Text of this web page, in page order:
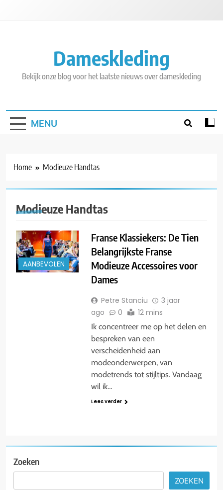
Dameskleding
Bekijk onze blog voor het laatste nieuws over dameskleding
MENU
Home Modieuze Handtas
Modieuze Handtas
AANBEVOLEN
Franse Klassiekers: De Tien
Belangrijkste Franse
Modieuze Accessoires voor
Dames
Petre Stanciu
3 jaar
ago
0 12 mins
Ik concentreer me op het delen en
bespreken van een
verscheidenheid aan
modeonderwerpen, van
modetrends tot stijltips. Vandaag
wil ik…
Lees verder
Zoeken
ZOEKEN